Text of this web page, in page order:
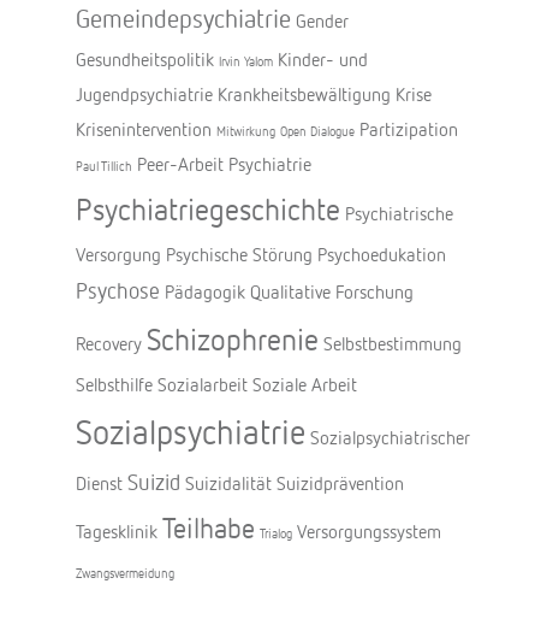
Gemeindepsychiatrie Gender
Gesundheitspolitik Irvin Yalom Kinder- und
Jugendpsychiatrie Krankheitsbewältigung Krise
Krisenintervention Mitwirkung Open Dialogue Partizipation
Paul Tillich Peer-Arbeit Psychiatrie
Psychiatriegeschichte Psychiatrische
Versorgung Psychische Störung Psychoedukation
Psychose Pädagogik Qualitative Forschung
Recovery Schizophrenie Selbstbestimmung
Selbsthilfe Sozialarbeit Soziale Arbeit
Sozialpsychiatrie Sozialpsychiatrischer
Dienst Suizid Suizidalität Suizidprävention
Tagesklinik Teilhabe Trialog Versorgungssystem
Zwangsvermeidung